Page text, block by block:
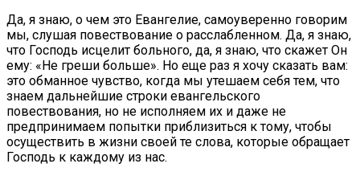
Да, я знаю, о чем это Евангелие, самоуверенно говорим
мы, слушая повествование о расслабленном. Да, я знаю,
что Господь исцелит больного, да, я знаю, что скажет Он
ему: «Не греши больше». Но еще раз я хочу сказать вам:
это обманное чувство, когда мы утешаем себя тем, что
знаем дальнейшие строки евангельского
повествования, но не исполняем их и даже не
предпринимаем попытки приблизиться к тому, чтобы
осуществить в жизни своей те слова, которые обращает
Господь к каждому из нас.